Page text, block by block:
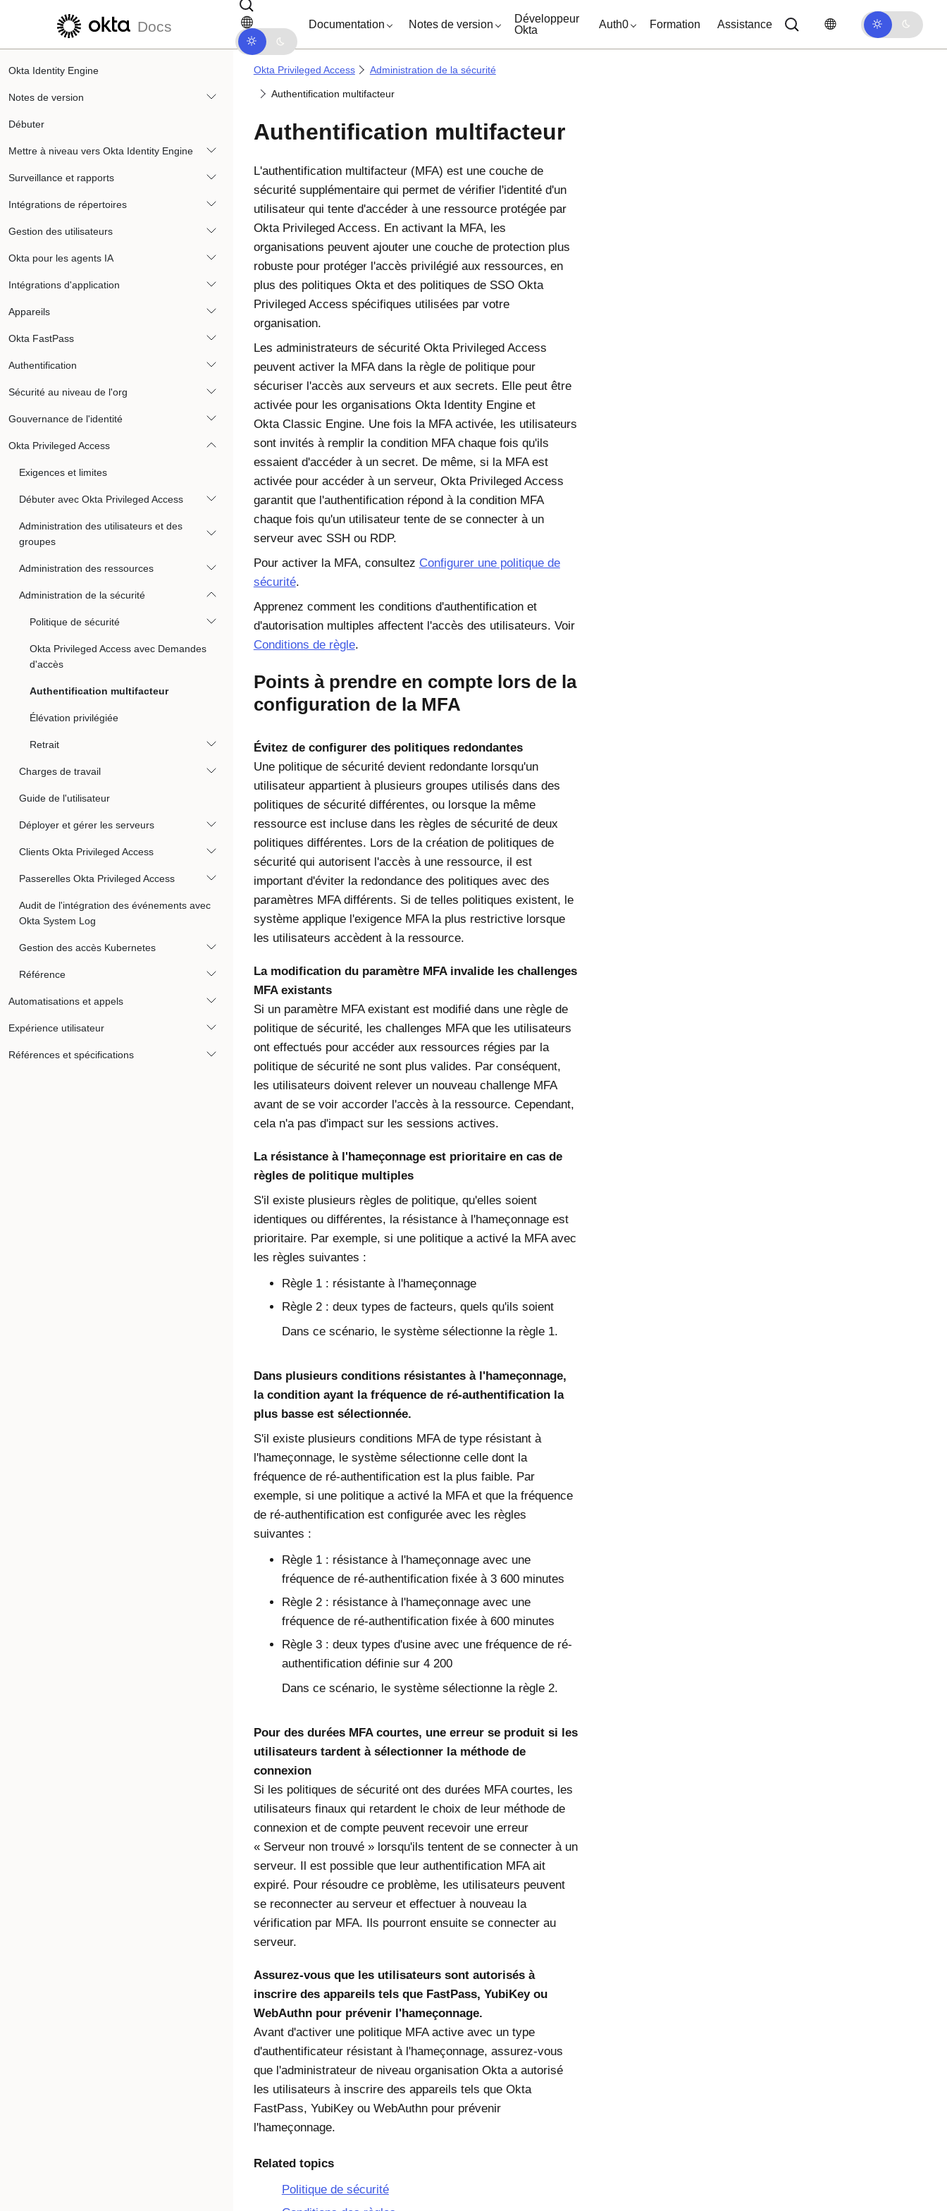
Passer au contenu principal Passer à la navigation dans les documents
Docs Documentation Notes de version
Développeur
Okta
Auth0 Formation Assistance
Okta Identity Engine
Notes de version
Débuter
Mettre à niveau vers Okta Identity Engine
Surveillance et rapports
Intégrations de répertoires
Gestion des utilisateurs
Okta pour les agents IA
Intégrations d'application
Appareils
Okta FastPass
Authentification
Sécurité au niveau de l'org
Gouvernance de l'identité
Okta Privileged Access
Exigences et limites
Débuter avec Okta Privileged Access
Administration des utilisateurs et des
groupes
Administration des ressources
Administration de la sécurité
Politique de sécurité
Okta Privileged Access avec Demandes
d'accès
Authentification multifacteur
Élévation privilégiée
Retrait
Charges de travail
Guide de l'utilisateur
Déployer et gérer les serveurs
Clients Okta Privileged Access
Passerelles Okta Privileged Access
Audit de l'intégration des événements avec
Okta System Log
Gestion des accès Kubernetes
Référence
Automatisations et appels
Expérience utilisateur
Références et spécifications
Okta Privileged Access Administration de la sécurité
Authentification multifacteur
Authentification multifacteur
L'authentification multifacteur (MFA) est une couche de
sécurité supplémentaire qui permet de vérifier l'identité d'un
utilisateur qui tente d'accéder à une ressource protégée par
Okta Privileged Access. En activant la MFA, les
organisations peuvent ajouter une couche de protection plus
robuste pour protéger l'accès privilégié aux ressources, en
plus des politiques Okta et des politiques de SSO Okta
Privileged Access spécifiques utilisées par votre
organisation.
Les administrateurs de sécurité Okta Privileged Access
peuvent activer la MFA dans la règle de politique pour
sécuriser l'accès aux serveurs et aux secrets. Elle peut être
activée pour les organisations Okta Identity Engineet
Okta Classic Engine. Une fois la MFA activée, les utilisateurs
sont invités à remplir la condition MFA chaque fois qu'ils
essaient d'accéder à un secret. De même, si la MFA est
activée pour accéder à un serveur, Okta Privileged Access
garantit que l'authentification répond à la condition MFA
chaque fois qu'un utilisateur tente de se connecter à un
serveur avec SSH ou RDP.
Pour activer la MFA, consultez Configurer une politique de
sécurité.
Apprenez comment les conditions d'authentification et
d'autorisation multiples affectent l'accès des utilisateurs. Voir
Conditions de règle.
Points à prendre en compte lors de la
configuration de la MFA
Évitez de configurer des politiques redondantes
Une politique de sécurité devient redondante lorsqu'un
utilisateur appartient à plusieurs groupes utilisés dans des
politiques de sécurité différentes, ou lorsque la même
ressource est incluse dans les règles de sécurité de deux
politiques différentes. Lors de la création de politiques de
sécurité qui autorisent l'accès à une ressource, il est
important d'éviter la redondance des politiques avec des
paramètres MFA différents. Si de telles politiques existent, le
système applique l'exigence MFA la plus restrictive lorsque
les utilisateurs accèdent à la ressource.
La modification du paramètre MFA invalide les challenges
MFA existants
Si un paramètre MFA existant est modifié dans une règle de
politique de sécurité, les challenges MFA que les utilisateurs
ont effectués pour accéder aux ressources régies par la
politique de sécurité ne sont plus valides. Par conséquent,
les utilisateurs doivent relever un nouveau challenge MFA
avant de se voir accorder l'accès à la ressource. Cependant,
cela n'a pas d'impact sur les sessions actives.
La résistance à l'hameçonnage est prioritaire en cas de
règles de politique multiples
S'il existe plusieurs règles de politique, qu'elles soient
identiques ou différentes, la résistance à l'hameçonnage est
prioritaire. Par exemple, si une politique a activé la MFA avec
les règles suivantes :
Règle 1 : résistante à l'hameçonnage
Règle 2 : deux types de facteurs, quels qu'ils soient
Dans ce scénario, le système sélectionne la règle 1.
Dans plusieurs conditions résistantes à l'hameçonnage,
la condition ayant la fréquence de ré-authentification la
plus basse est sélectionnée.
S'il existe plusieurs conditions MFA de type résistant à
l'hameçonnage, le système sélectionne celle dont la
fréquence de ré-authentification est la plus faible. Par
exemple, si une politique a activé la MFA et que la fréquence
de ré-authentification est configurée avec les règles
suivantes :
Règle 1 : résistance à l'hameçonnage avec une
fréquence de ré-authentification fixée à 3 600 minutes
Règle 2 : résistance à l'hameçonnage avec une
fréquence de ré-authentification fixée à 600 minutes
Règle 3 : deux types d'usine avec une fréquence de ré-
authentification définie sur 4 200
Dans ce scénario, le système sélectionne la règle 2.
Pour des durées MFA courtes, une erreur se produit si les
utilisateurs tardent à sélectionner la méthode de
connexion
Si les politiques de sécurité ont des durées MFA courtes, les
utilisateurs finaux qui retardent le choix de leur méthode de
connexion et de compte peuvent recevoir une erreur
« Serveur non trouvé » lorsqu'ils tentent de se connecter à un
serveur. Il est possible que leur authentification MFA ait
expiré. Pour résoudre ce problème, les utilisateurs peuvent
se reconnecter au serveur et effectuer à nouveau la
vérification par MFA. Ils pourront ensuite se connecter au
serveur.
Assurez-vous que les utilisateurs sont autorisés à
inscrire des appareils tels que FastPass, YubiKey ou
WebAuthn pour prévenir l'hameçonnage.
Avant d'activer une politique MFA active avec un type
d'authentificateur résistant à l'hameçonnage, assurez-vous
que l'administrateur de niveau organisation Okta a autorisé
les utilisateurs à inscrire des appareils tels que Okta
FastPass, YubiKey ou WebAuthn pour prévenir
l'hameçonnage.
Related topics
Politique de sécurité